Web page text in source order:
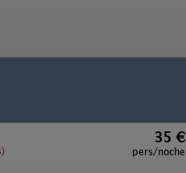
35 €
pers/noche